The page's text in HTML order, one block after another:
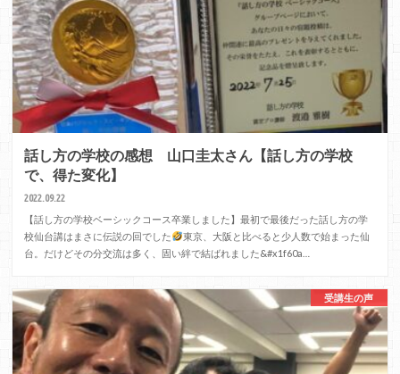
話し方の学校の感想 山口圭太さん【話し方の学校
で、得た変化】
2022.09.22
【話し方の学校ベーシックコース卒業しました】最初で最後だった話し方の学
校仙台講はまさに伝説の回でした
東京、大阪と比べると少人数で始まった仙
台。だけどその分交流は多く、固い絆で結ばれました&#x1f60a…
受講生の声